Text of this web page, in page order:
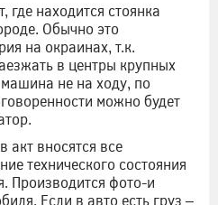
где находится стоянка
Обычно это
на окраинах, т.к.
в центры крупных
не на ходу, по
можно будет
акт вносятся все
технического состояния
Производится фото-и
Если в авто есть груз –